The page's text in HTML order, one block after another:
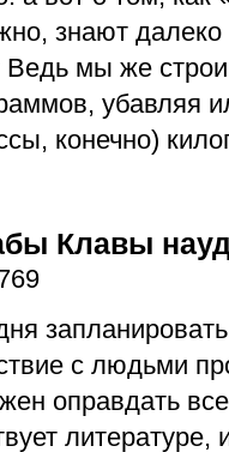
знают
Ведь мы же
убавляя
конечно)
Клавы
с людьми
оправдать
литературе,